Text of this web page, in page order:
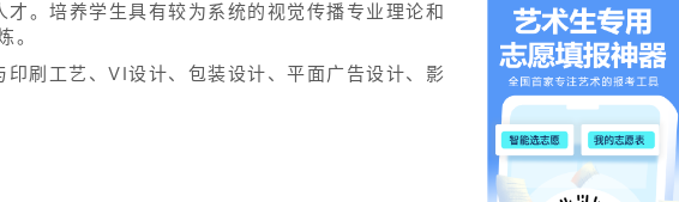
。培养学生具有较为系统的视觉传播专业理论和
。
刷工艺、VI设计、包装设计、平面广告设计、影